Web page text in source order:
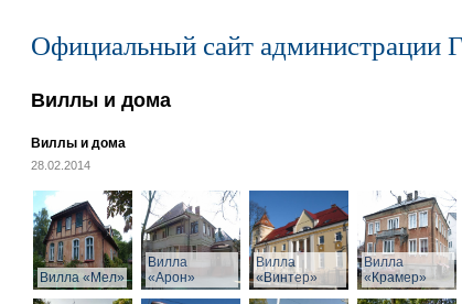
Официальный сайт администрации
Виллы и дома
Виллы и дома
28.02.2014
Вилла «Мел»
Вилла
«Арон»
Вилла
«Винтер»
Вилла
«Крамер»